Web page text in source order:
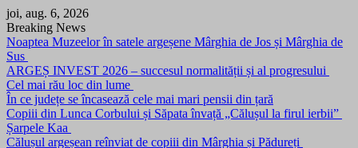
Skip
to
content
joi, aug. 6, 2026
Breaking News
Noaptea Muzeelor în satele argeșene Mârghia de Jos și Mârghia de
Sus
ARGEȘ INVEST 2026 – succesul normalității și al progresului
Cel mai rău loc din lume
În ce județe se încasează cele mai mari pensii din țară
Copiii din Lunca Corbului și Săpata învață „Călușul la firul ierbii”
Șarpele Kaa
Călușul argeșean reînviat de copiii din Mârghia și Pădureți